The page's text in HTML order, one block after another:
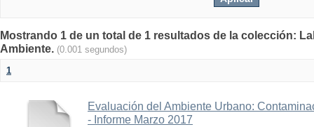
Mostrando 1 de un total de 1 resultados de la colección:
Ambiente. (0.001 segundos)
1
Evaluación del Ambiente Urbano:
- Informe Marzo 2017